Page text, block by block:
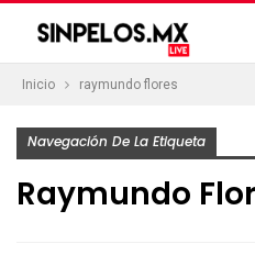
Inicio raymundo flores
Navegación De La Etiqueta
Raymundo